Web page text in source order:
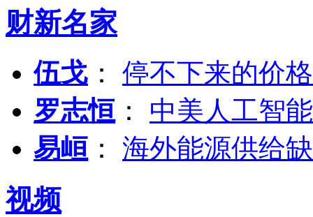
财新名家
伍戈 ： 停不下来的价
罗志恒 ： 中美人工智
易峘 ： 海外能源供给
视频